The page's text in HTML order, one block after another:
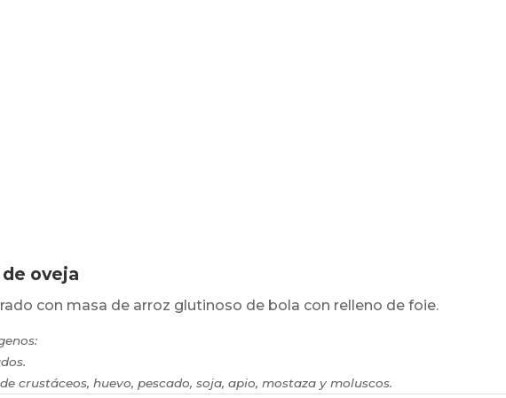
oveja
con masa de arroz glutinoso de bola con relleno de foie.
crustáceos, huevo, pescado, soja, apio, mostaza y moluscos.